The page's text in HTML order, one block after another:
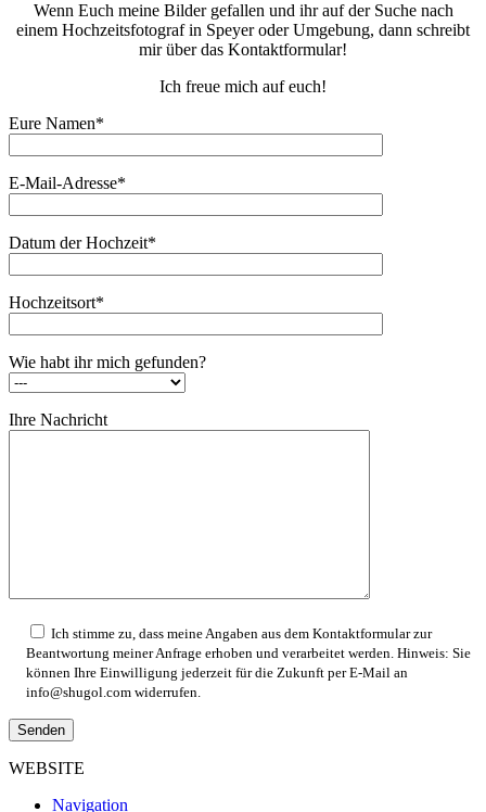
Wenn Euch meine Bilder gefallen und ihr auf der Suche nach
einem Hochzeitsfotograf in Speyer oder Umgebung, dann schreibt
mir über das Kontaktformular!
Ich freue mich auf euch!
Eure Namen*
E-Mail-Adresse*
Datum der Hochzeit*
Hochzeitsort*
Wie habt ihr mich gefunden?
Ihre Nachricht
Ich stimme zu, dass meine Angaben aus dem Kontaktformular zur
Beantwortung meiner Anfrage erhoben und verarbeitet werden. Hinweis: Sie
können Ihre Einwilligung jederzeit für die Zukunft per E-Mail an
info@shugol.com widerrufen.
WEBSITE
Navigation